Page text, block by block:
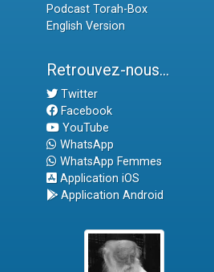
Podcast Torah-Box
English Version
Retrouvez-nous...
Twitter
Facebook
YouTube
WhatsApp
WhatsApp Femmes
Application iOS
Application Android